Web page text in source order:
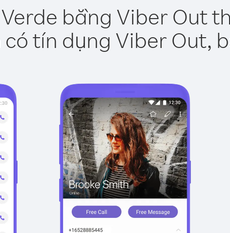
bằng Viber Out
có tín dụng Viber Out,